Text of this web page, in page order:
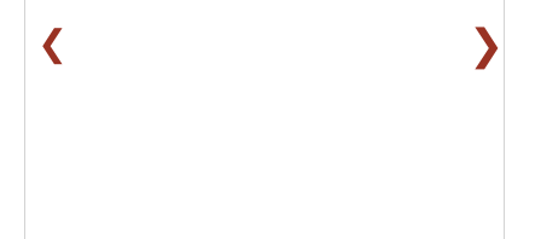
❮ ❯